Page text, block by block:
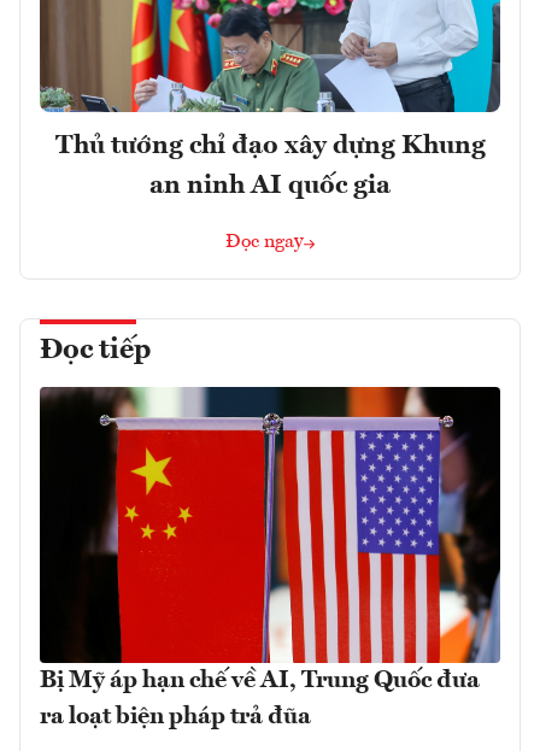
Thủ tướng chỉ đạo xây dựng Khung
an ninh AI quốc gia
Đọc ngay
Đọc tiếp
Bị Mỹ áp hạn chế về AI, Trung Quốc đưa
ra loạt biện pháp trả đũa